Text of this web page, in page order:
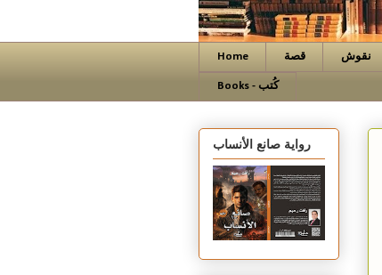
Home قصة نقوش
Books - كُتب
رواية صانع الأنساب